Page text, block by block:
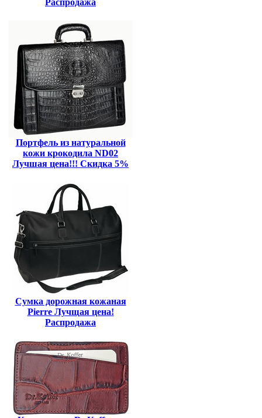
Распродажа
Портфель из натуральной
кожи крокодила ND02
Лучшая цена!!! Скидка 5%
Сумка дорожная кожаная
Pierre Лучщая цена!
Распродажа